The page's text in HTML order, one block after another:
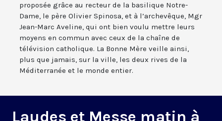
proposée grâce au recteur de la basilique Notre-
Dame, le père Olivier Spinosa, et à l’archevêque, Mgr
Jean-Marc Aveline, qui ont bien voulu mettre leurs
moyens en commun avec ceux de la chaîne de
télévision catholique. La Bonne Mère veille ainsi,
plus que jamais, sur la ville, les deux rives de la
Méditerranée et le monde entier.
Laudes et Messe matin à